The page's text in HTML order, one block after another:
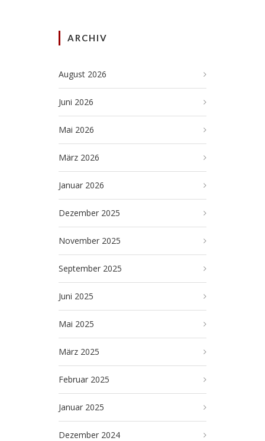
ARCHIV
August 2026
Juni 2026
Mai 2026
März 2026
Januar 2026
Dezember 2025
November 2025
September 2025
Juni 2025
Mai 2025
März 2025
Februar 2025
Januar 2025
Dezember 2024